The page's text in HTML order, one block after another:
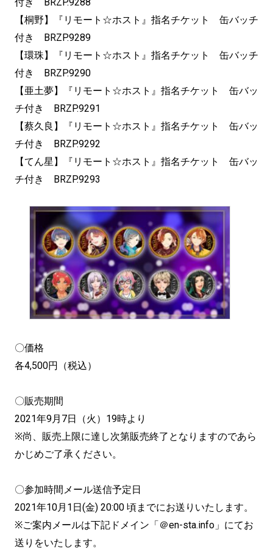
付き BRZP.9288
【桐野】『リモート☆ホスト』指名チケット 缶バッチ
付き BRZP.9289
【環珠】『リモート☆ホスト』指名チケット 缶バッチ
付き BRZP.9290
【亜土夢】『リモート☆ホスト』指名チケット 缶バッ
チ付き BRZP.9291
【蔡久良】『リモート☆ホスト』指名チケット 缶バッ
チ付き BRZP.9292
【てん星】『リモート☆ホスト』指名チケット 缶バッ
チ付き BRZP.9293
〇価格
各4,500円（税込）
〇販売期間
2021年9月7日（火）19時より
※尚、販売上限に達し次第販売終了となりますのであら
かじめご了承ください。
〇参加時間メール送信予定日
2021年10月1日(金) 20:00 頃までにお送りいたします。
※ご案内メールは下記ドメイン「＠en-sta.info」にてお
送りをいたします。